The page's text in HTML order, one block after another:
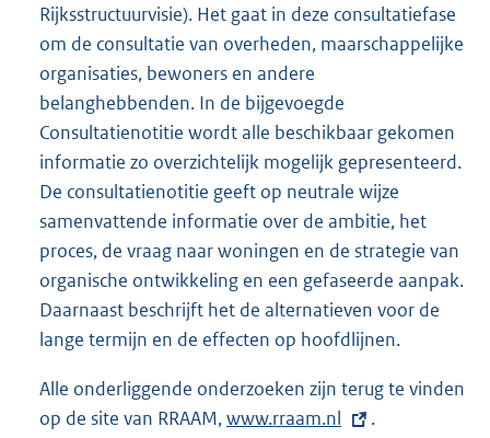
Rijksstructuurvisie). Het gaat in deze consultatiefase
om de consultatie van overheden, maarschappelijke
organisaties, bewoners en andere
belanghebbenden. In de bijgevoegde
Consultatienotitie wordt alle beschikbaar gekomen
informatie zo overzichtelijk mogelijk gepresenteerd.
De consultatienotitie geeft op neutrale wijze
samenvattende informatie over de ambitie, het
proces, de vraag naar woningen en de strategie van
organische ontwikkeling en een gefaseerde aanpak.
Daarnaast beschrijft het de alternatieven voor de
lange termijn en de effecten op hoofdlijnen.
Alle onderliggende onderzoeken zijn terug te vinden
op de site van RRAAM,E
www.rraam.nl .